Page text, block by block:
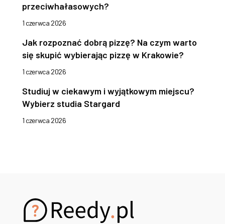
przeciwhałasowych?
1 czerwca 2026
Jak rozpoznać dobrą pizzę? Na czym warto
się skupić wybierając pizzę w Krakowie?
1 czerwca 2026
Studiuj w ciekawym i wyjątkowym miejscu?
Wybierz studia Stargard
1 czerwca 2026